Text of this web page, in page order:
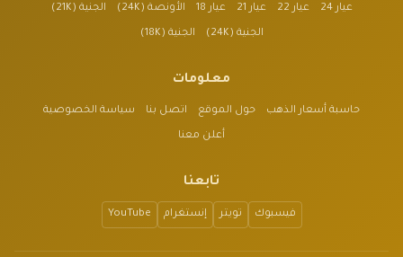
عيار 24 عيار 22 عيار 21 عيار 18 الأونصة (24K) الجنية (21K)
الجنية (24K) الجنية (18K)
معلومات
حاسبة أسعار الذهب حول الموقع اتصل بنا سياسة الخصوصية
أعلن معنا
تابعنا
فيسبوك تويتر إنستغرام YouTube